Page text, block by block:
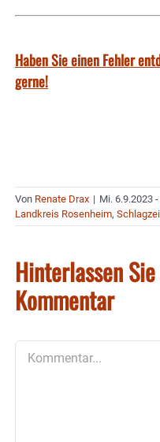
Haben Sie einen Fehler
gerne!
Von Renate Drax | Mi. 6.9.2023
Landkreis Rosenheim,
Hinterlassen
Kommentar